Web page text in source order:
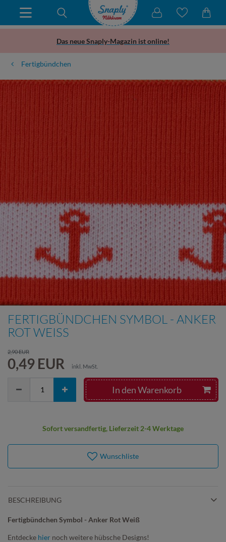
Das neue Snaply-Magazin ist online!
Fertigbündchen
FERTIGBÜNDCHEN SYMBOL - ANKER
ROT WEISS
2,90 EUR
0,49 EUR inkl. MwSt.
In den Warenkorb
Sofort versandfertig, Lieferzeit 2-4 Werktage
Wunschliste
BESCHREIBUNG
Fertigbündchen Symbol - Anker Rot Weiß
Entdecke hier noch weitere hübsche Designs!